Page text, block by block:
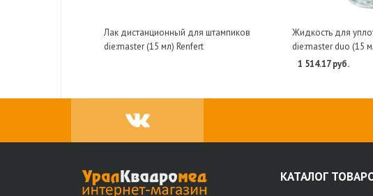
Лак дистанционный для штампиков
die:master (15 мл) Renfert
Жидкость для
die:master duo (15
1 514.17 руб.
КАТАЛОГ